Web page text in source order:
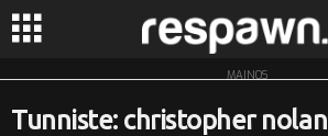
R
MAINOS
Tunniste: christopher nolan